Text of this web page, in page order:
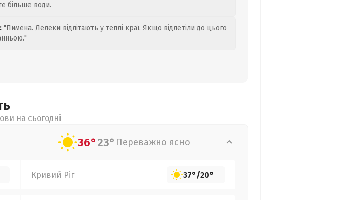
більше води.
"Пимена. Лелеки відлітають у теплі краї. Якщо відлетіли до цього
на сьогодні
36°23° Переважно ясно
Кривий Ріг 37°/20°